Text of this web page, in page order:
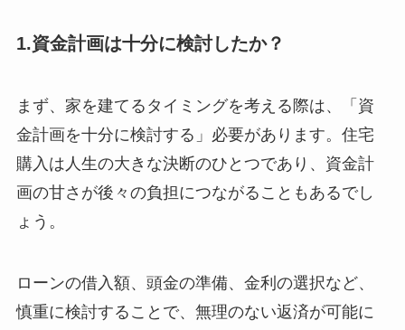
1.資金計画は十分に検討したか？
まず、家を建てるタイミングを考える際は、「資
金計画を十分に検討する」必要があります。住宅
購入は人生の大きな決断のひとつであり、資金計
画の甘さが後々の負担につながることもあるでし
ょう。
ローンの借入額、頭金の準備、金利の選択など、
慎重に検討することで、無理のない返済が可能に